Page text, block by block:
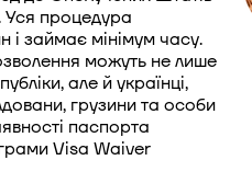
Уся процедура
і займає мінімум часу.
можуть не лише
але й українці,
грузини та особи
паспорта
Visa Waiver